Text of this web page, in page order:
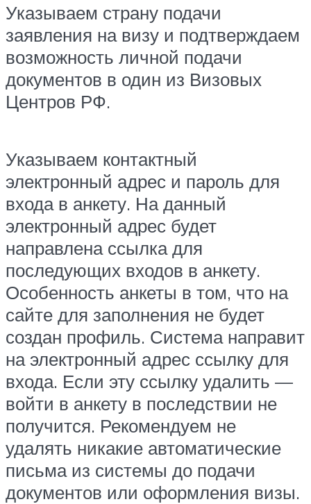
Указываем страну подачи
заявления на визу и подтверждаем
возможность личной подачи
документов в один из Визовых
Центров РФ.
Указываем контактный
электронный адрес и пароль для
входа в анкету. На данный
электронный адрес будет
направлена ссылка для
последующих входов в анкету.
Особенность анкеты в том, что на
сайте для заполнения не будет
создан профиль. Система направит
на электронный адрес ссылку для
входа. Если эту ссылку удалить —
войти в анкету в последствии не
получится. Рекомендуем не
удалять никакие автоматические
письма из системы до подачи
документов или оформления визы.